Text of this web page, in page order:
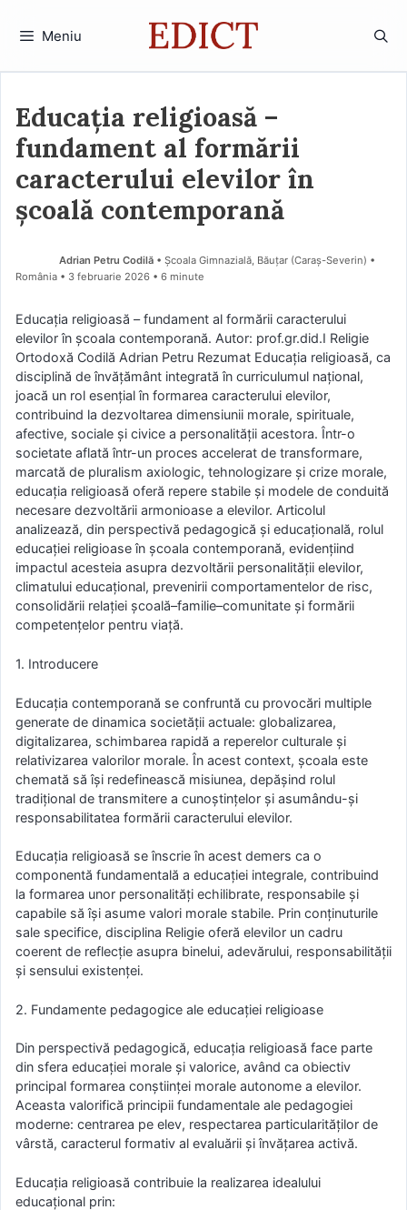
Meniu
Educația religioasă –
fundament al formării
caracterului elevilor în
școală contemporană
Adrian Petru Codilă • Școala Gimnazială, Băuțar (Caraş-Severin) •
România
3 februarie 2026 • 6 minute
Educația religioasă – fundament al formării caracterului
elevilor în școala contemporană. Autor: prof.gr.did.I Religie
Ortodoxă Codilă Adrian Petru Rezumat Educația religioasă, ca
disciplină de învățământ integrată în curriculumul național,
joacă un rol esențial în formarea caracterului elevilor,
contribuind la dezvoltarea dimensiunii morale, spirituale,
afective, sociale și civice a personalității acestora. Într-o
societate aflată într-un proces accelerat de transformare,
marcată de pluralism axiologic, tehnologizare și crize morale,
educația religioasă oferă repere stabile și modele de conduită
necesare dezvoltării armonioase a elevilor. Articolul
analizează, din perspectivă pedagogică și educațională, rolul
educației religioase în școala contemporană, evidențiind
impactul acesteia asupra dezvoltării personalității elevilor,
climatului educațional, prevenirii comportamentelor de risc,
consolidării relației școală–familie–comunitate și formării
competențelor pentru viață.
1. Introducere
Educația contemporană se confruntă cu provocări multiple
generate de dinamica societății actuale: globalizarea,
digitalizarea, schimbarea rapidă a reperelor culturale și
relativizarea valorilor morale. În acest context, școala este
chemată să își redefinească misiunea, depășind rolul
tradițional de transmitere a cunoștințelor și asumându-și
responsabilitatea formării caracterului elevilor.
Educația religioasă se înscrie în acest demers ca o
componentă fundamentală a educației integrale, contribuind
la formarea unor personalități echilibrate, responsabile și
capabile să își asume valori morale stabile. Prin conținuturile
sale specifice, disciplina Religie oferă elevilor un cadru
coerent de reflecție asupra binelui, adevărului, responsabilității
și sensului existenței.
2. Fundamente pedagogice ale educației religioase
Din perspectivă pedagogică, educația religioasă face parte
din sfera educației morale și valorice, având ca obiectiv
principal formarea conștiinței morale autonome a elevilor.
Aceasta valorifică principii fundamentale ale pedagogiei
moderne: centrarea pe elev, respectarea particularităților de
vârstă, caracterul formativ al evaluării și învățarea activă.
Educația religioasă contribuie la realizarea idealului
educațional prin: